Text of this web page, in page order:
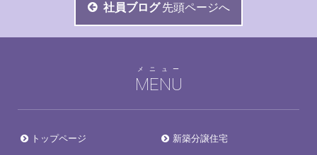
社員ブログ 先頭ページへ
MENU
メニュー
トップページ 新築分譲住宅